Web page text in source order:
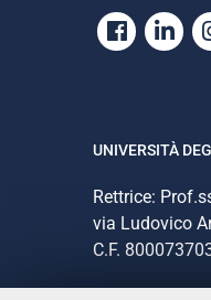
UNIVERSITÀ
Rettrice:
via Ludovico
C.F.